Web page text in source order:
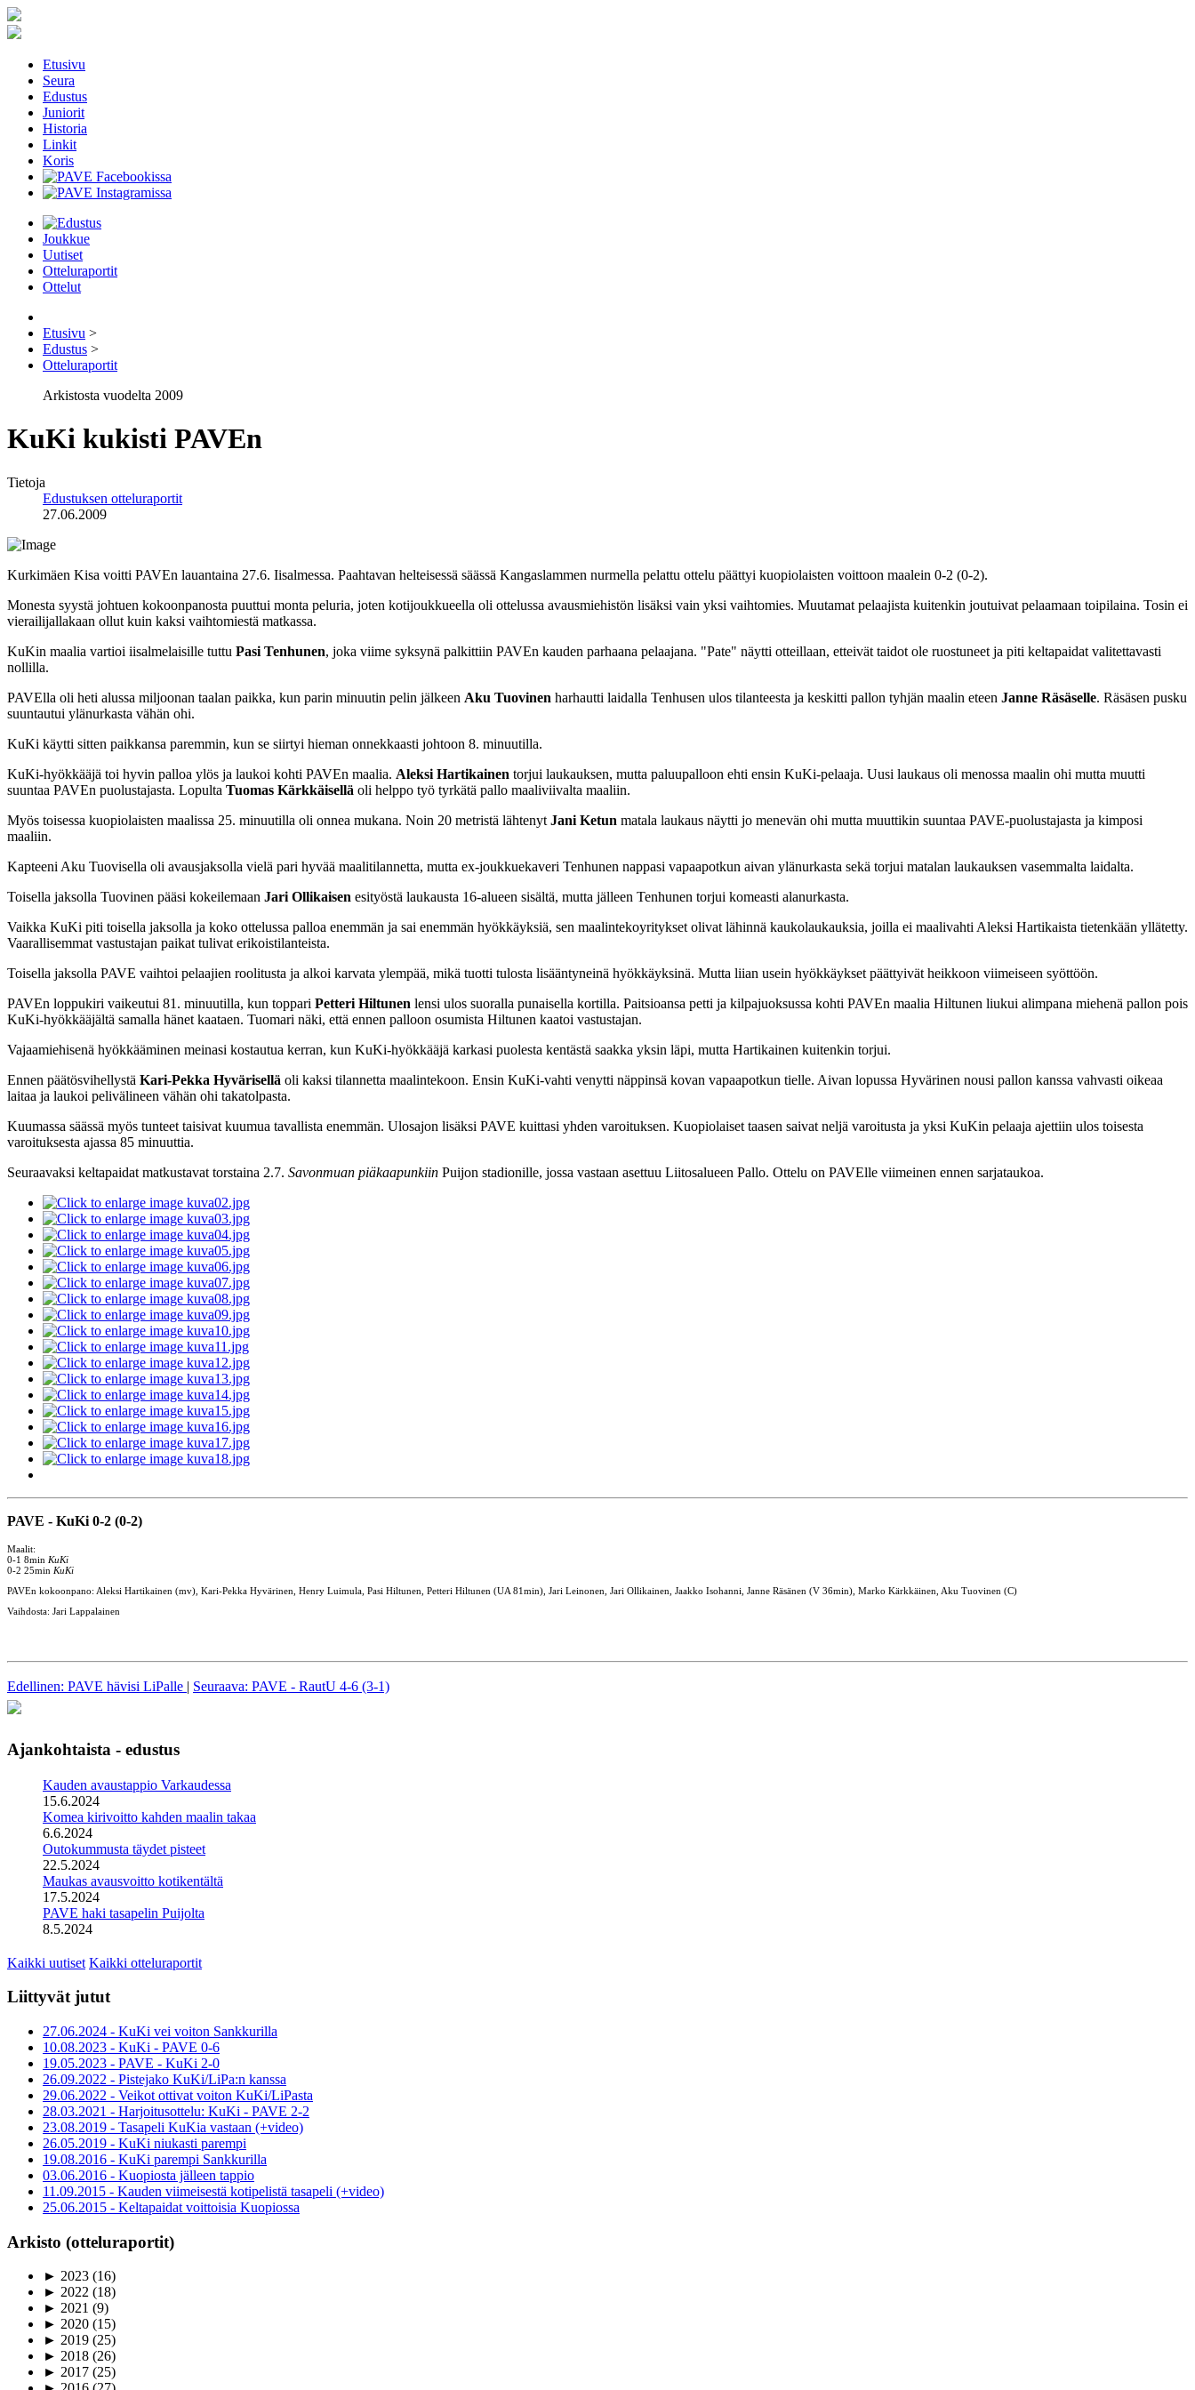
Etusivu
Seura
Edustus
Juniorit
Historia
Linkit
Koris
Joukkue
Uutiset
Otteluraportit
Ottelut
Etusivu >
Edustus >
Otteluraportit
Arkistosta vuodelta 2009
KuKi kukisti PAVEn
Tietoja
Edustuksen otteluraportit
27.06.2009
Kurkimäen Kisa voitti PAVEn lauantaina 27.6. Iisalmessa. Paahtavan helteisessä säässä Kangaslammen nurmella pelattu ottelu päättyi kuopiolaisten voittoon maalein 0-2 (0-2).
Monesta syystä johtuen kokoonpanosta puuttui monta peluria, joten kotijoukkueella oli ottelussa avausmiehistön lisäksi vain yksi vaihtomies. Muutamat pelaajista kuitenkin joutuivat pelaamaan toipilaina. Tosin ei
vierailijallakaan ollut kuin kaksi vaihtomiestä matkassa.
KuKin maalia vartioi iisalmelaisille tuttu Pasi Tenhunen, joka viime syksynä palkittiin PAVEn kauden parhaana pelaajana. "Pate" näytti otteillaan, etteivät taidot ole ruostuneet ja piti keltapaidat valitettavasti
nollilla.
PAVElla oli heti alussa miljoonan taalan paikka, kun parin minuutin pelin jälkeen Aku Tuovinen harhautti laidalla Tenhusen ulos tilanteesta ja keskitti pallon tyhjän maalin eteen Janne Räsäselle. Räsäsen pusku
suuntautui ylänurkasta vähän ohi.
KuKi käytti sitten paikkansa paremmin, kun se siirtyi hieman onnekkaasti johtoon 8. minuutilla.
KuKi-hyökkääjä toi hyvin palloa ylös ja laukoi kohti PAVEn maalia. Aleksi Hartikainen torjui laukauksen, mutta paluupalloon ehti ensin KuKi-pelaaja. Uusi laukaus oli menossa maalin ohi mutta muutti
suuntaa PAVEn puolustajasta. Lopulta Tuomas Kärkkäisellä oli helppo työ tyrkätä pallo maaliviivalta maaliin.
Myös toisessa kuopiolaisten maalissa 25. minuutilla oli onnea mukana. Noin 20 metristä lähtenyt Jani Ketun matala laukaus näytti jo menevän ohi mutta muuttikin suuntaa PAVE-puolustajasta ja kimposi
maaliin.
Kapteeni Aku Tuovisella oli avausjaksolla vielä pari hyvää maalitilannetta, mutta ex-joukkuekaveri Tenhunen nappasi vapaapotkun aivan ylänurkasta sekä torjui matalan laukauksen vasemmalta laidalta.
Toisella jaksolla Tuovinen pääsi kokeilemaan Jari Ollikaisen esityöstä laukausta 16-alueen sisältä, mutta jälleen Tenhunen torjui komeasti alanurkasta.
Vaikka KuKi piti toisella jaksolla ja koko ottelussa palloa enemmän ja sai enemmän hyökkäyksiä, sen maalintekoyritykset olivat lähinnä kaukolaukauksia, joilla ei maalivahti Aleksi Hartikaista tietenkään yllätetty.
Vaarallisemmat vastustajan paikat tulivat erikoistilanteista.
Toisella jaksolla PAVE vaihtoi pelaajien roolitusta ja alkoi karvata ylempää, mikä tuotti tulosta lisääntyneinä hyökkäyksinä. Mutta liian usein hyökkäykset päättyivät heikkoon viimeiseen syöttöön.
PAVEn loppukiri vaikeutui 81. minuutilla, kun toppari Petteri Hiltunen lensi ulos suoralla punaisella kortilla. Paitsioansa petti ja kilpajuoksussa kohti PAVEn maalia Hiltunen liukui alimpana miehenä pallon pois
KuKi-hyökkääjältä samalla hänet kaataen. Tuomari näki, että ennen palloon osumista Hiltunen kaatoi vastustajan.
Vajaamiehisenä hyökkääminen meinasi kostautua kerran, kun KuKi-hyökkääjä karkasi puolesta kentästä saakka yksin läpi, mutta Hartikainen kuitenkin torjui.
Ennen päätösvihellystä Kari-Pekka Hyvärisellä oli kaksi tilannetta maalintekoon. Ensin KuKi-vahti venytti näppinsä kovan vapaapotkun tielle. Aivan lopussa Hyvärinen nousi pallon kanssa vahvasti oikeaa
laitaa ja laukoi pelivälineen vähän ohi takatolpasta.
Kuumassa säässä myös tunteet taisivat kuumua tavallista enemmän. Ulosajon lisäksi PAVE kuittasi yhden varoituksen. Kuopiolaiset taasen saivat neljä varoitusta ja yksi KuKin pelaaja ajettiin ulos toisesta
varoituksesta ajassa 85 minuuttia.
Seuraavaksi keltapaidat matkustavat torstaina 2.7. Savonmuan piäkaapunkiin Puijon stadionille, jossa vastaan asettuu Liitosalueen Pallo. Ottelu on PAVElle viimeinen ennen sarjataukoa.
PAVE - KuKi 0-2 (0-2)
Maalit:
0-1 8min KuKi
0-2 25min KuKi
PAVEn kokoonpano: Aleksi Hartikainen (mv), Kari-Pekka Hyvärinen, Henry Luimula, Pasi Hiltunen, Petteri Hiltunen (UA 81min), Jari Leinonen, Jari Ollikainen, Jaakko Isohanni, Janne Räsänen (V 36min), Marko Kärkkäinen, Aku Tuovinen (C)
Vaihdosta: Jari Lappalainen
Edellinen: PAVE hävisi LiPalle | Seuraava: PAVE - RautU 4-6 (3-1)
Ajankohtaista - edustus
Kauden avaustappio Varkaudessa
15.6.2024
Komea kirivoitto kahden maalin takaa
6.6.2024
Outokummusta täydet pisteet
22.5.2024
Maukas avausvoitto kotikentältä
17.5.2024
PAVE haki tasapelin Puijolta
8.5.2024
Kaikki uutiset Kaikki otteluraportit
Liittyvät jutut
27.06.2024 - KuKi vei voiton Sankkurilla
10.08.2023 - KuKi - PAVE 0-6
19.05.2023 - PAVE - KuKi 2-0
26.09.2022 - Pistejako KuKi/LiPa:n kanssa
29.06.2022 - Veikot ottivat voiton KuKi/LiPasta
28.03.2021 - Harjoitusottelu: KuKi - PAVE 2-2
23.08.2019 - Tasapeli KuKia vastaan (+video)
26.05.2019 - KuKi niukasti parempi
19.08.2016 - KuKi parempi Sankkurilla
03.06.2016 - Kuopiosta jälleen tappio
11.09.2015 - Kauden viimeisestä kotipelistä tasapeli (+video)
25.06.2015 - Keltapaidat voittoisia Kuopiossa
Arkisto (otteluraportit)
► 2023 (16)
► 2022 (18)
► 2021 (9)
► 2020 (15)
► 2019 (25)
► 2018 (26)
► 2017 (25)